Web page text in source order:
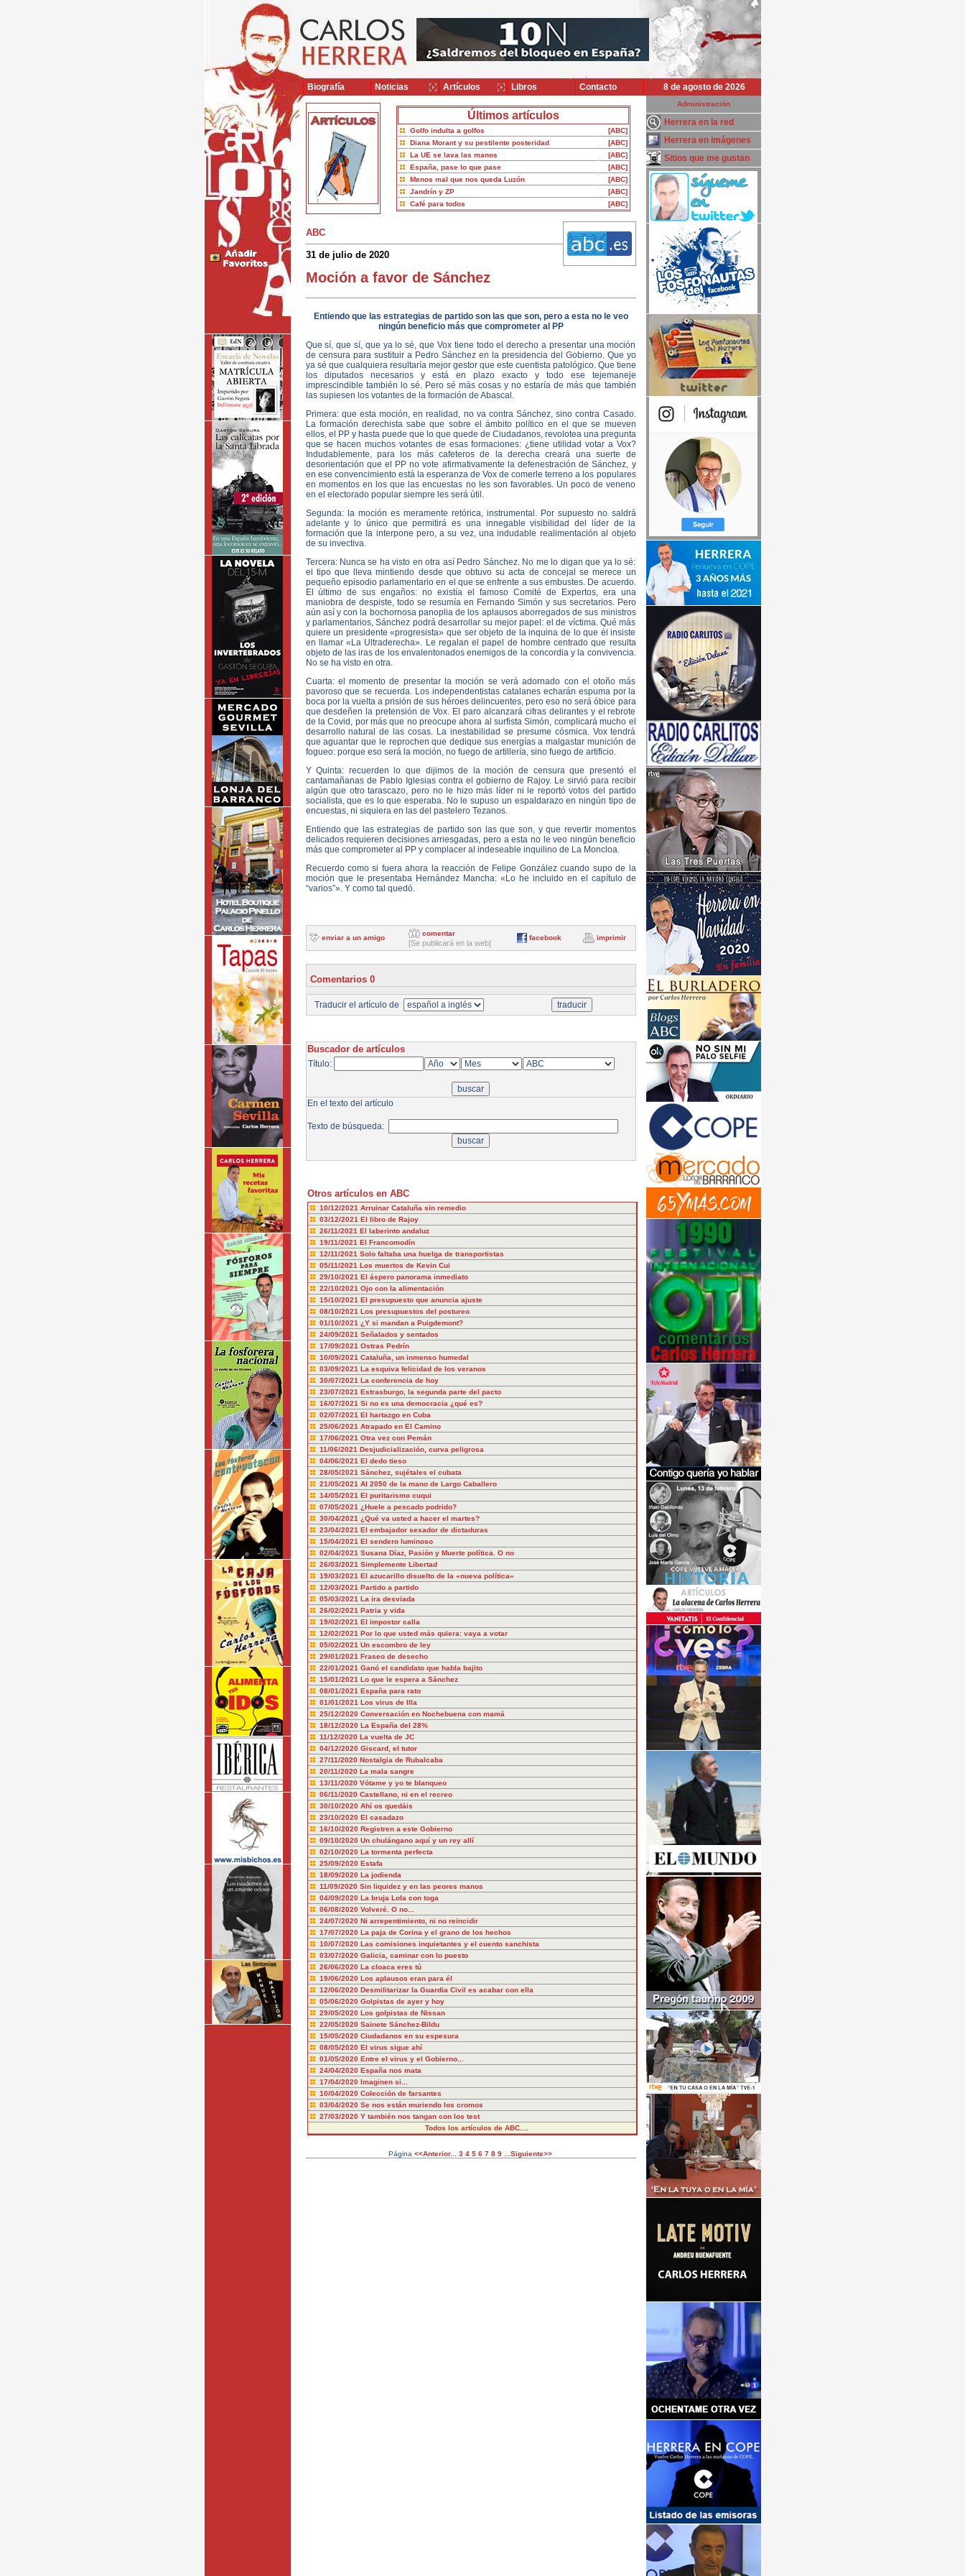
8 de agosto de 2026
Últimos artículos
Golfo indulta a golfos
[ABC]
Diana Morant y su pestilente posteridad
[ABC]
La UE se lava las manos
[ABC]
España, pase lo que pase
[ABC]
Menos mal que nos queda Luzón
[ABC]
Jandrín y ZP
[ABC]
Café para todos
[ABC]
ABC
31 de julio de 2020
Moción a favor de Sánchez
Entiendo que las estrategias de partido son las que son, pero a esta no le veo
ningún beneficio más que comprometer al PP
Que sí, que sí, que ya lo sé, que Vox tiene todo el derecho a presentar una moción
de censura para sustituir a Pedro Sánchez en la presidencia del Gobierno. Que yo
ya sé que cualquiera resultaría mejor gestor que este cuentista patológico. Que tiene
los diputados necesarios y está en plazo exacto y todo ese tejemaneje
imprescindible también lo sé. Pero sé más cosas y no estaría de más que también
las supiesen los votantes de la formación de Abascal.
Primera: que esta moción, en realidad, no va contra Sánchez, sino contra Casado.
La formación derechista sabe que sobre el ámbito político en el que se mueven
ellos, el PP y hasta puede que lo que quede de Ciudadanos, revolotea una pregunta
que se hacen muchos votantes de esas formaciones: ¿tiene utilidad votar a Vox?
Indudablemente, para los más cafeteros de la derecha creará una suerte de
desorientación que el PP no vote afirmativamente la defenestración de Sánchez, y
en ese convencimiento está la esperanza de Vox de comerle terreno a los populares
en momentos en los que las encuestas no les son favorables. Un poco de veneno
en el electorado popular siempre les será útil.
Segunda: la moción es meramente retórica, instrumental. Por supuesto no saldrá
adelante y lo único que permitirá es una innegable visibilidad del líder de la
formación que la interpone pero, a su vez, una indudable realimentación al objeto
de su invectiva.
Tercera: Nunca se ha visto en otra así Pedro Sánchez. No me lo digan que ya lo sé:
el tipo que lleva mintiendo desde que obtuvo su acta de concejal se merece un
pequeño episodio parlamentario en el que se enfrente a sus embustes. De acuerdo.
El último de sus engaños: no existía el famoso Comité de Expertos, era una
maniobra de despiste, todo se resumía en Fernando Simón y sus secretarios. Pero
aún así y con la bochornosa panoplia de los aplausos aborregados de sus ministros
y parlamentarios, Sánchez podrá desarrollar su mejor papel: el de víctima. Qué más
quiere un presidente «progresista» que ser objeto de la inquina de lo que él insiste
en llamar «La Ultraderecha». Le regalan el papel de hombre centrado que resulta
objeto de las iras de los envalentonados enemigos de la concordia y la convivencia.
No se ha visto en otra.
Cuarta: el momento de presentar la moción se verá adornado con el otoño más
pavoroso que se recuerda. Los independentistas catalanes echarán espuma por la
boca por la vuelta a prisión de sus héroes delincuentes, pero eso no será óbice para
que desdeñen la pretensión de Vox. El paro alcanzará cifras delirantes y el rebrote
de la Covid, por más que no preocupe ahora al surfista Simón, complicará mucho el
desarrollo natural de las cosas. La inestabilidad se presume cósmica. Vox tendrá
que aguantar que le reprochen que dedique sus energías a malgastar munición de
fogueo: porque eso será la moción, no fuego de artillería, sino fuego de artificio.
Y Quinta: recuerden lo que dijimos de la moción de censura que presentó el
cantamañanas de Pablo Iglesias contra el gobierno de Rajoy. Le sirvió para recibir
algún que otro tarascazo, pero no le hizo más líder ni le reportó votos del partido
socialista, que es lo que esperaba. No le supuso un espaldarazo en ningún tipo de
encuestas, ni siquiera en las del pastelero Tezanos.
Entiendo que las estrategias de partido son las que son, y que revertir momentos
delicados requieren decisiones arriesgadas, pero a esta no le veo ningún beneficio
más que comprometer al PP y complacer al indeseable inquilino de La Moncloa.
Recuerdo como si fuera ahora la reacción de Felipe González cuando supo de la
moción que le presentaba Hernández Mancha: «Lo he incluido en el capítulo de
“varios”». Y como tal quedó.
enviar a un amigo
comentar
[Se publicará en la web]
facebook imprimir
Comentarios 0
Traducir el artículo de
Buscador de artículos
Título:
En el texto del artículo
Texto de búsqueda:
Otros artículos en ABC
10/12/2021 Arruinar Cataluña sin remedio
03/12/2021 El libro de Rajoy
26/11/2021 El laberinto andaluz
19/11/2021 El Francomodín
12/11/2021 Solo faltaba una huelga de transportistas
05/11/2021 Los muertos de Kevin Cui
29/10/2021 El áspero panorama inmediato
22/10/2021 Ojo con la alimentación
15/10/2021 El presupuesto que anuncia ajuste
08/10/2021 Los presupuestos del postureo
01/10/2021 ¿Y si mandan a Puigdemont?
24/09/2021 Señalados y sentados
17/09/2021 Ostras Pedrín
10/09/2021 Cataluña, un inmenso humedal
03/09/2021 La esquiva felicidad de los veranos
30/07/2021 La conferencia de hoy
23/07/2021 Estrasburgo, la segunda parte del pacto
16/07/2021 Si no es una democracia ¿qué es?
02/07/2021 El hartazgo en Cuba
25/06/2021 Atrapado en El Camino
17/06/2021 Otra vez con Pemán
11/06/2021 Desjudicialización, curva peligrosa
04/06/2021 El dedo tieso
28/05/2021 Sánchez, sujétales el cubata
21/05/2021 Al 2050 de la mano de Largo Caballero
14/05/2021 El puritarismo cuqui
07/05/2021 ¿Huele a pescado podrido?
30/04/2021 ¿Qué va usted a hacer el martes?
23/04/2021 El embajador sexador de dictaduras
15/04/2021 El sendero luminoso
02/04/2021 Susana Díaz, Pasión y Muerte política. O no
26/03/2021 Simplemente Libertad
19/03/2021 El azucarillo disuelto de la «nueva política»
12/03/2021 Partido a partido
05/03/2021 La ira desviada
26/02/2021 Patria y vida
19/02/2021 El impostor calla
12/02/2021 Por lo que usted más quiera: vaya a votar
05/02/2021 Un escombro de ley
29/01/2021 Fraseo de desecho
22/01/2021 Ganó el candidato que habla bajito
15/01/2021 Lo que le espera a Sánchez
08/01/2021 España para rato
01/01/2021 Los virus de Illa
25/12/2020 Conversación en Nochebuena con mamá
18/12/2020 La España del 28%
11/12/2020 La vuelta de JC
04/12/2020 Giscard, el tutor
27/11/2020 Nostalgia de Rubalcaba
20/11/2020 La mala sangre
13/11/2020 Vótame y yo te blanqueo
06/11/2020 Castellano, ni en el recreo
30/10/2020 Ahí os quedáis
23/10/2020 El casadazo
16/10/2020 Registren a este Gobierno
09/10/2020 Un chulángano aquí y un rey allí
02/10/2020 La tormenta perfecta
25/09/2020 Estafa
18/09/2020 La jodienda
11/09/2020 Sin liquidez y en las peores manos
04/09/2020 La bruja Lola con toga
06/08/2020 Volveré. O no...
24/07/2020 Ni arrepentimiento, ni no reincidir
17/07/2020 La paja de Corina y el grano de los hechos
10/07/2020 Las comisiones inquietantes y el cuento sanchista
03/07/2020 Galicia, caminar con lo puesto
26/06/2020 La cloaca eres tú
19/06/2020 Los aplausos eran para él
12/06/2020 Desmilitarizar la Guardia Civil es acabar con ella
05/06/2020 Golpistas de ayer y hoy
29/05/2020 Los golpistas de Nissan
22/05/2020 Sainete Sánchez-Bildu
15/05/2020 Ciudadanos en su espesura
08/05/2020 El virus sigue ahí
01/05/2020 Entre el virus y el Gobierno...
24/04/2020 España nos mata
17/04/2020 Imaginen si...
10/04/2020 Colección de farsantes
03/04/2020 Se nos están muriendo los cromos
27/03/2020 Y también nos tangan con los test
Todos los artículos de ABC....
Página <<Anterior... 3 4 5 6 7 8 9 ...Siguiente>>
Administración
Herrera en la red
Herrera en imágenes
Sitios que me gustan
Biografía Noticias Artículos Libros Contacto